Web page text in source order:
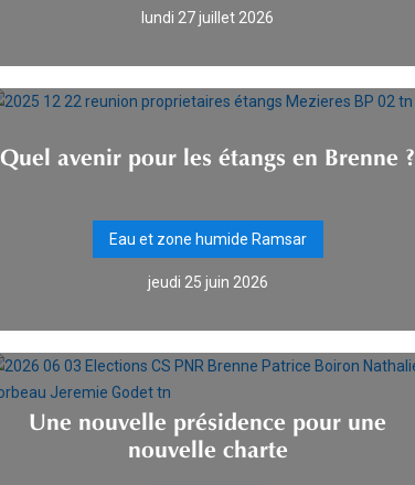
lundi 27 juillet 2026
Quel avenir pour les étangs en Brenne ?
Eau et zone humide Ramsar
jeudi 25 juin 2026
Une nouvelle présidence pour une
nouvelle charte